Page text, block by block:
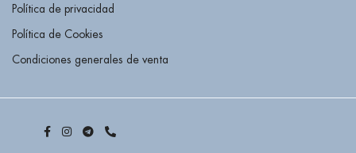
Política de privacidad
Política de Cookies
Condiciones generales de venta